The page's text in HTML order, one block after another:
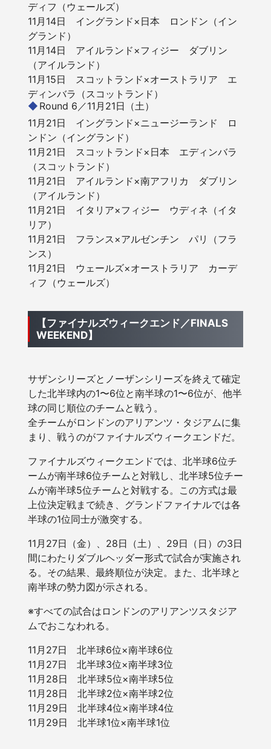
ディフ（ウェールズ）
11月14日 イングランド×日本 ロンドン（イン
グランド）
11月14日 アイルランド×フィジー ダブリン
（アイルランド）
11月15日 スコットランド×オーストラリア エ
ディンバラ（スコットランド）
Round 6／11月21日（土）
11月21日 イングランド×ニュージーランド ロ
ンドン（イングランド）
11月21日 スコットランド×日本 エディンバラ
（スコットランド）
11月21日 アイルランド×南アフリカ ダブリン
（アイルランド）
11月21日 イタリア×フィジー ウディネ（イタ
リア）
11月21日 フランス×アルゼンチン パリ（フラ
ンス）
11月21日 ウェールズ×オーストラリア カーデ
ィフ（ウェールズ）
【ファイナルズウィークエンド／FINALS
WEEKEND】
サザンシリーズとノーザンシリーズを終えて確定
した北半球内の1〜6位と南半球の1〜6位が、他半
球の同じ順位のチームと戦う。
全チームがロンドンのアリアンツ・タジアムに集
まり、戦うのがファイナルズウィークエンドだ。
ファイナルズウィークエンドでは、北半球6位チ
ームが南半球6位チームと対戦し、北半球5位チー
ムが南半球5位チームと対戦する。この方式は最
上位決定戦まで続き、グランドファイナルでは各
半球の1位同士が激突する。
11月27日（金）、28日（土）、29日（日）の3日
間にわたりダブルヘッダー形式で試合が実施され
る。その結果、最終順位が決定。また、北半球と
南半球の勢力図が示される。
※すべての試合はロンドンのアリアンツスタジア
ムでおこなわれる。
11月27日 北半球6位×南半球6位
11月27日 北半球3位×南半球3位
11月28日 北半球5位×南半球5位
11月28日 北半球2位×南半球2位
11月29日 北半球4位×南半球4位
11月29日 北半球1位×南半球1位